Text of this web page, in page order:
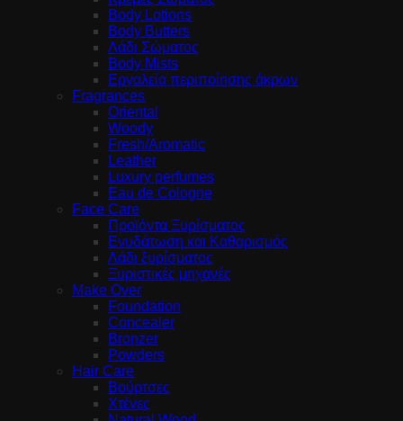
Body Lotions
Body Butters
Λάδι Σώματος
Body Mists
Εργαλεία περιποίησης άκρων
Fragrances
Oriental
Woody
Fresh/Aromatic
Leather
Luxury perfumes
Eau de Cologne
Face Care
Προϊόντα Ξυρίσματος
Ενυδάτωση και Καθαρισμός
Λάδι ξυρίσματος
Ξυριστικές μηχανές
Make Over
Foundation
Concealer
Bronzer
Powders
Hair Care
Βούρτσες
Χτένες